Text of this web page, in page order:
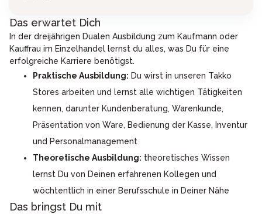
Das erwartet Dich
In der dreijährigen Dualen Ausbildung zum Kaufmann oder
Kauffrau im Einzelhandel lernst du alles, was Du für eine
erfolgreiche Karriere benötigst.
Praktische Ausbildung: Du wirst in unseren Takko
Stores arbeiten und lernst alle wichtigen Tätigkeiten
kennen, darunter Kundenberatung, Warenkunde,
Präsentation von Ware, Bedienung der Kasse, Inventur
und Personalmanagement
Theoretische Ausbildung: theoretisches Wissen
lernst Du von Deinen erfahrenen Kollegen und
wöchtentlich in einer Berufsschule in Deiner Nähe
Das bringst Du mit